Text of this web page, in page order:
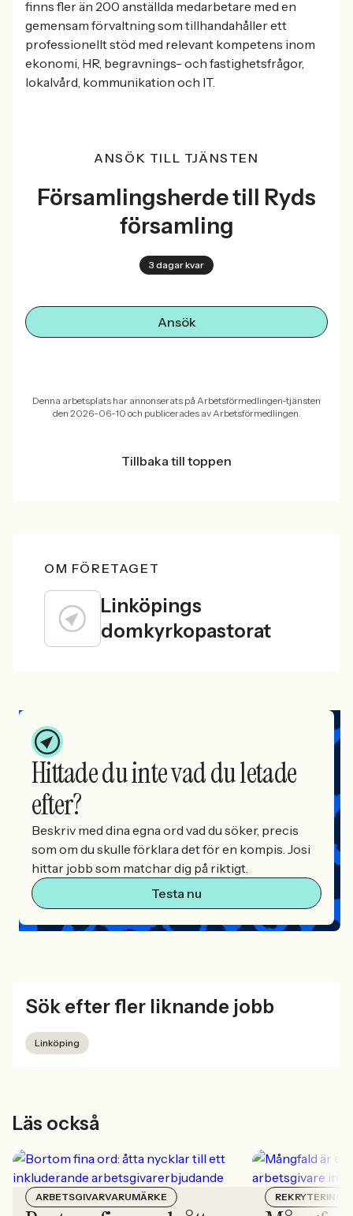
finns fler än 200 anställda medarbetare med en
gemensam förvaltning som tillhandahåller ett
professionellt stöd med relevant kompetens inom
ekonomi, HR, begravnings- och fastighetsfrågor,
lokalvård, kommunikation och IT.
ANSÖK TILL TJÄNSTEN
Församlingsherde till Ryds
församling
3 dagar kvar
Ansök
Denna arbetsplats har annonserats på Arbetsförmedlingen-tjänsten
den 2026-06-10 och publicerades av Arbetsförmedlingen.
Tillbaka till toppen
OM FÖRETAGET
Linköpings
domkyrkopastorat
Hittade du inte vad du letade
efter?
Beskriv med dina egna ord vad du söker, precis
som om du skulle förklara det för en kompis. Josi
hittar jobb som matchar dig på riktigt.
Testa nu
Sök efter fler liknande jobb
Linköping
Läs också
ARBETSGIVARVARUMÄRKE REKRYTERING